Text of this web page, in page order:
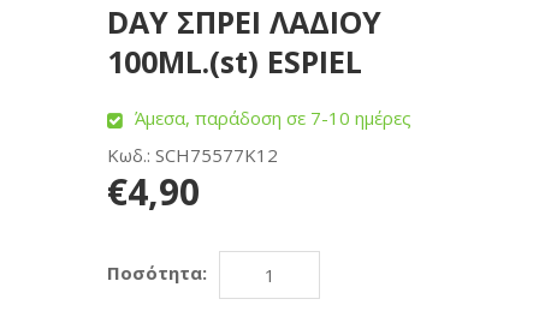
DAY ΣΠΡΕΙ ΛΑΔΙΟΥ
100ML.(st) ESPIEL
Άμεσα, παράδοση σε 7-10 ημέρες
Κωδ.: SCH75577K12
€4,90
Ποσότητα: